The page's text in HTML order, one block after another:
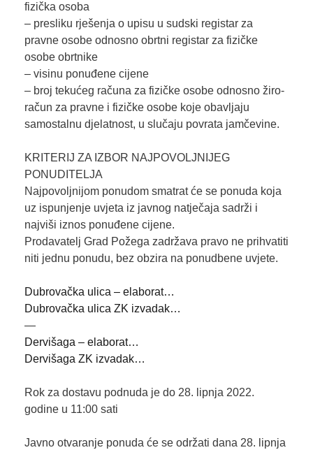
fizička osoba
– presliku rješenja o upisu u sudski registar za
pravne osobe odnosno obrtni registar za fizičke
osobe obrtnike
– visinu ponuđene cijene
– broj tekućeg računa za fizičke osobe odnosno žiro-
račun za pravne i fizičke osobe koje obavljaju
samostalnu djelatnost, u slučaju povrata jamčevine.
KRITERIJ ZA IZBOR NAJPOVOLJNIJEG
PONUDITELJA
Najpovoljnijom ponudom smatrat će se ponuda koja
uz ispunjenje uvjeta iz javnog natječaja sadrži i
najviši iznos ponuđene cijene.
Prodavatelj Grad Požega zadržava pravo ne prihvatiti
niti jednu ponudu, bez obzira na ponudbene uvjete.
Dubrovačka ulica – elaborat…
Dubrovačka ulica ZK izvadak…
—
Dervišaga – elaborat…
Dervišaga ZK izvadak…
Rok za dostavu podnuda je do 28. lipnja 2022.
godine u 11:00 sati
Javno otvaranje ponuda će se održati dana 28. lipnja